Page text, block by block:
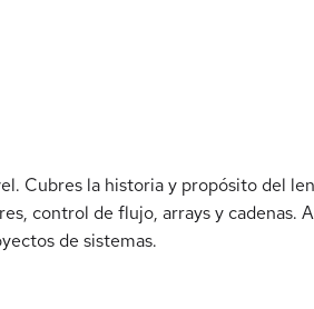
Cubres la historia y propósito del
control de flujo, arrays y cadenas.
de sistemas.